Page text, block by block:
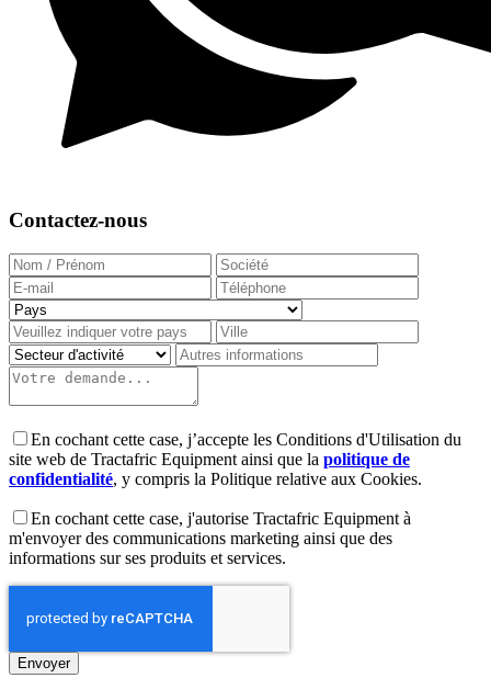
Contactez-nous
En cochant cette case, j’accepte les Conditions d'Utilisation du
site web de Tractafric Equipment ainsi que la politique de
confidentialité, y compris la Politique relative aux Cookies.
En cochant cette case, j'autorise Tractafric Equipment à
m'envoyer des communications marketing ainsi que des
informations sur ses produits et services.